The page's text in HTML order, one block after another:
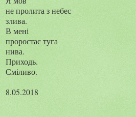
не пролита з небес
злива.
В мені
проростає туга
нива.
Приходь.
Сміливо.
8.05.2018